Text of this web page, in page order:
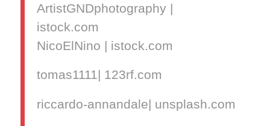
ArtistGNDphotography |
istock.com
NicoElNino | istock.com
tomas1111| 123rf.com
riccardo-annandale| unsplash.com